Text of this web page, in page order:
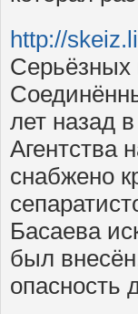
http://
Серьёзных
лет назад
Агентства
снабжено
Басаева
был